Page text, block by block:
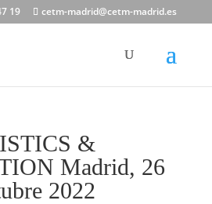
19 cetm-madrid@cetm-madrid.es
&
Madrid, 26
2022